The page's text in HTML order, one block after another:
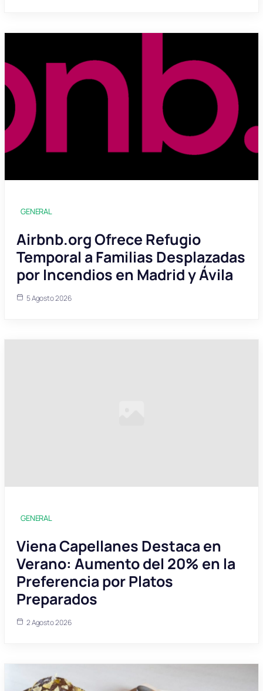
GENERAL
Airbnb.org Ofrece Refugio
Temporal a Familias Desplazadas
por Incendios en Madrid y Ávila
5 Agosto 2026
GENERAL
Viena Capellanes Destaca en
Verano: Aumento del 20% en la
Preferencia por Platos
Preparados
2 Agosto 2026